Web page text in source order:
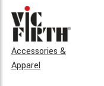
Accessories &
Apparel